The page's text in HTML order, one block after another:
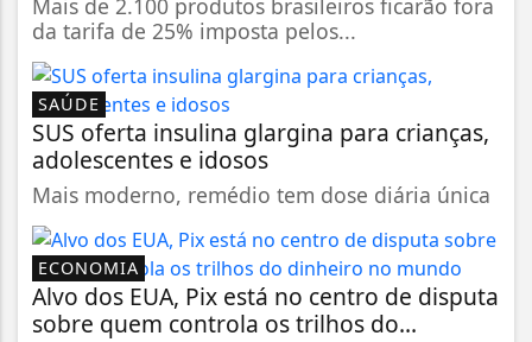
Mais de 2.100 produtos brasileiros ficarão fora
da tarifa de 25% imposta pelos...
SAÚDE
SUS oferta insulina glargina para crianças,
adolescentes e idosos
Mais moderno, remédio tem dose diária única
ECONOMIA
Alvo dos EUA, Pix está no centro de disputa
sobre quem controla os trilhos do...